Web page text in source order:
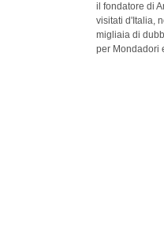
il fondatore di
visitati d'Italia,
migliaia di
per Mondadori